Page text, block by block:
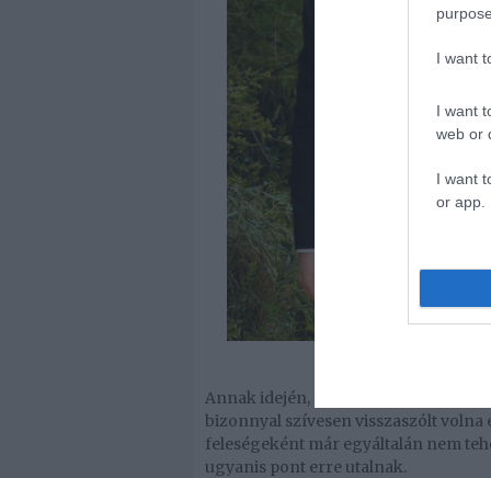
I want
I want
web or
I want
or app.
Annak idején, amikor még
bizonnyal szívesen visszaszólt
feleségeként már egyáltalán nem
ugyanis pont erre utalnak.